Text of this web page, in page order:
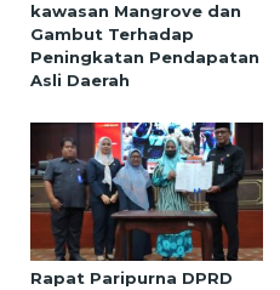
kawasan Mangrove dan
Gambut Terhadap
Peningkatan Pendapatan
Asli Daerah
Rapat Paripurna DPRD